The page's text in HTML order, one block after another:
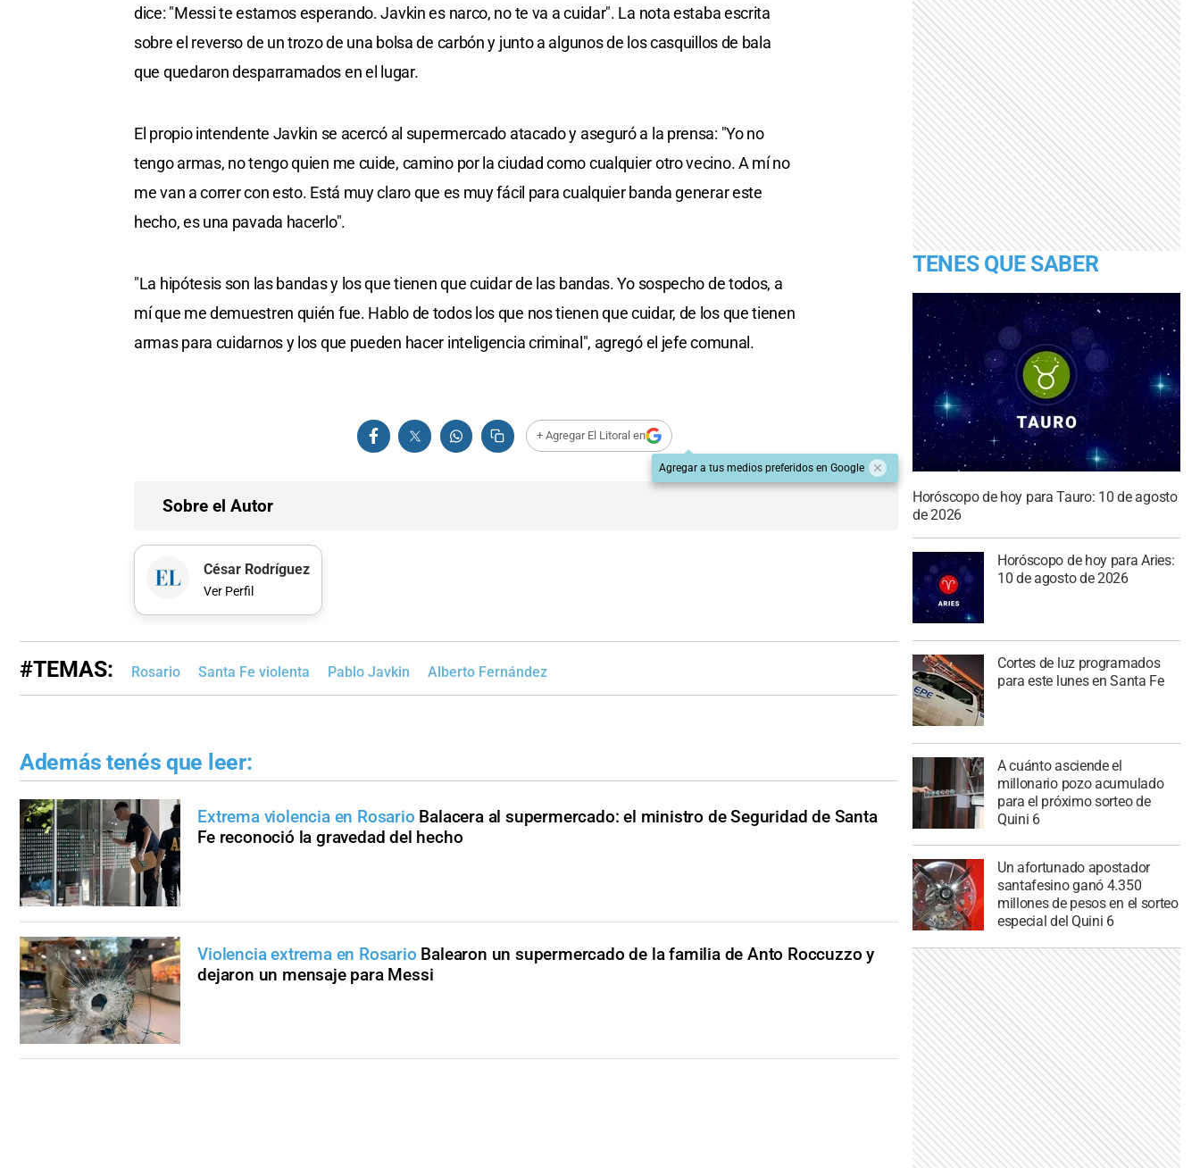
dice: "Messi te estamos esperando. Javkin es narco, no te va a cuidar". La nota estaba escrita
sobre el reverso de un trozo de una bolsa de carbón y junto a algunos de los casquillos de bala
que quedaron desparramados en el lugar.
El propio intendente Javkin se acercó al supermercado atacado y aseguró a la prensa: "Yo no
tengo armas, no tengo quien me cuide, camino por la ciudad como cualquier otro vecino. A mí no
me van a correr con esto. Está muy claro que es muy fácil para cualquier banda generar este
hecho, es una pavada hacerlo".
"La hipótesis son las bandas y los que tienen que cuidar de las bandas. Yo sospecho de todos, a
mí que me demuestren quién fue. Hablo de todos los que nos tienen que cuidar, de los que tienen
armas para cuidarnos y los que pueden hacer inteligencia criminal", agregó el jefe comunal.
+ Agregar El Litoral en
Agregar a tus medios preferidos en Google
Sobre el Autor
César Rodríguez
Ver Perfil
#TEMAS: Rosario Santa Fe violenta Pablo Javkin Alberto Fernández
Además tenés que leer:
Extrema violencia en Rosario Balacera al supermercado: el ministro de Seguridad de Santa
Fe reconoció la gravedad del hecho
Violencia extrema en Rosario Balearon un supermercado de la familia de Anto Roccuzzo y
dejaron un mensaje para Messi
TENES QUE SABER
Horóscopo de hoy para Tauro: 10 de agosto
de 2026
Horóscopo de hoy para Aries:
10 de agosto de 2026
Cortes de luz programados
para este lunes en Santa Fe
A cuánto asciende el
millonario pozo acumulado
para el próximo sorteo de
Quini 6
Un afortunado apostador
santafesino ganó 4.350
millones de pesos en el sorteo
especial del Quini 6